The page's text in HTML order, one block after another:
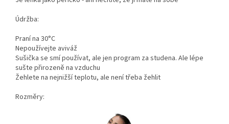
Údržba:
Praní na 30°C
Nepoužívejte aviváž
Sušička se smí používat, ale jen program za studena. Ale lépe
sušte přirozeně na vzduchu
Žehlete na nejnižší teplotu, ale není třeba žehlit
Rozměry: